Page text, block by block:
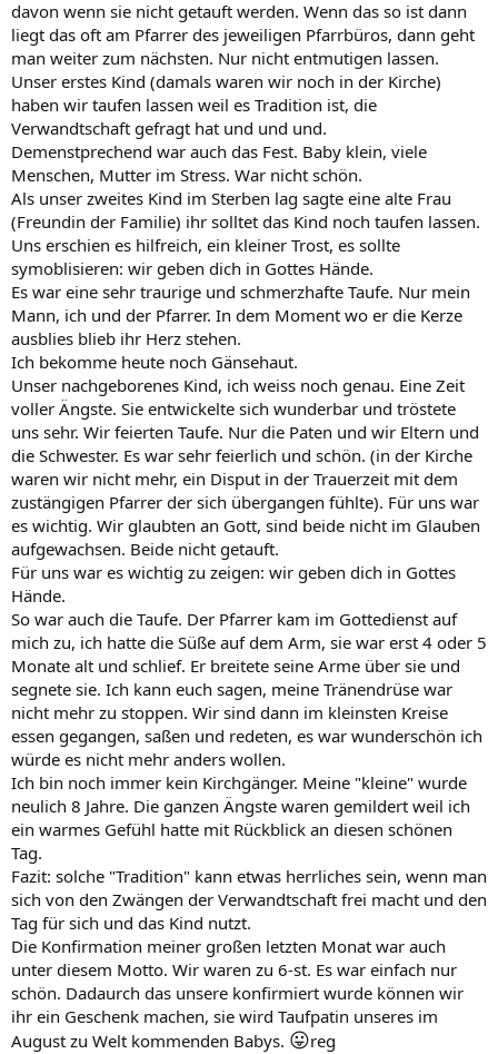
davon wenn sie nicht getauft werden. Wenn das so ist dann
liegt das oft am Pfarrer des jeweiligen Pfarrbüros, dann geht
man weiter zum nächsten. Nur nicht entmutigen lassen.
Unser erstes Kind (damals waren wir noch in der Kirche)
haben wir taufen lassen weil es Tradition ist, die
Verwandtschaft gefragt hat und und und.
Demenstprechend war auch das Fest. Baby klein, viele
Menschen, Mutter im Stress. War nicht schön.
Als unser zweites Kind im Sterben lag sagte eine alte Frau
(Freundin der Familie) ihr solltet das Kind noch taufen lassen.
Uns erschien es hilfreich, ein kleiner Trost, es sollte
symoblisieren: wir geben dich in Gottes Hände.
Es war eine sehr traurige und schmerzhafte Taufe. Nur mein
Mann, ich und der Pfarrer. In dem Moment wo er die Kerze
ausblies blieb ihr Herz stehen.
Ich bekomme heute noch Gänsehaut.
Unser nachgeborenes Kind, ich weiss noch genau. Eine Zeit
voller Ängste. Sie entwickelte sich wunderbar und tröstete
uns sehr. Wir feierten Taufe. Nur die Paten und wir Eltern und
die Schwester. Es war sehr feierlich und schön. (in der Kirche
waren wir nicht mehr, ein Disput in der Trauerzeit mit dem
zustängigen Pfarrer der sich übergangen fühlte). Für uns war
es wichtig. Wir glaubten an Gott, sind beide nicht im Glauben
aufgewachsen. Beide nicht getauft.
Für uns war es wichtig zu zeigen: wir geben dich in Gottes
Hände.
So war auch die Taufe. Der Pfarrer kam im Gottedienst auf
mich zu, ich hatte die Süße auf dem Arm, sie war erst 4 oder 5
Monate alt und schlief. Er breitete seine Arme über sie und
segnete sie. Ich kann euch sagen, meine Tränendrüse war
nicht mehr zu stoppen. Wir sind dann im kleinsten Kreise
essen gegangen, saßen und redeten, es war wunderschön ich
würde es nicht mehr anders wollen.
Ich bin noch immer kein Kirchgänger. Meine "kleine" wurde
neulich 8 Jahre. Die ganzen Ängste waren gemildert weil ich
ein warmes Gefühl hatte mit Rückblick an diesen schönen
Tag.
Fazit: solche "Tradition" kann etwas herrliches sein, wenn man
sich von den Zwängen der Verwandtschaft frei macht und den
Tag für sich und das Kind nutzt.
Die Konfirmation meiner großen letzten Monat war auch
unter diesem Motto. Wir waren zu 6-st. Es war einfach nur
schön. Dadaurch das unsere konfirmiert wurde können wir
ihr ein Geschenk machen, sie wird Taufpatin unseres im
August zu Welt kommenden Babys. 😛reg